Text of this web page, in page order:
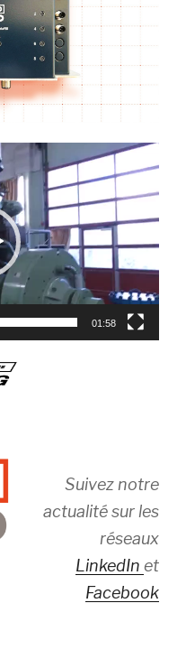
01:58
Suivez notre
actualité sur les
réseaux
LinkedIn et
Facebook